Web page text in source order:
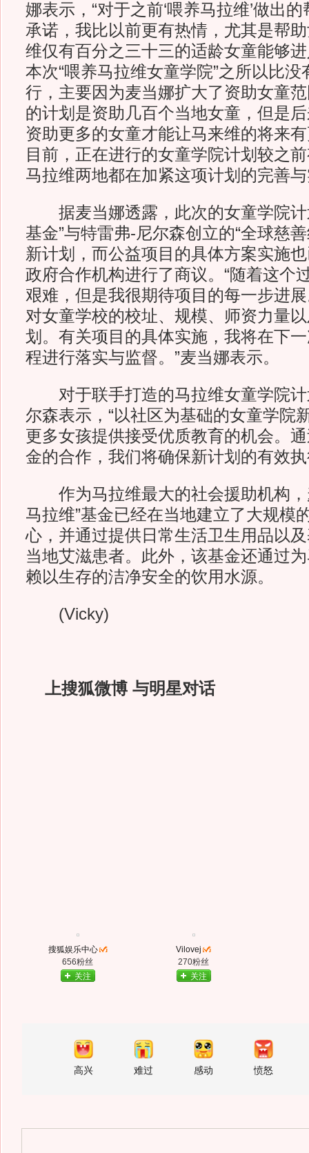
娜表示，“对于之前‘喂养马拉维’做出
承诺，我比以前更有热情，尤其是帮
维仅有百分之三十三的适龄女童能够
本次“喂养马拉维女童学院”之所以比
行，主要因为麦当娜扩大了资助女童
的计划是资助几百个当地女童，但是
资助更多的女童才能让马来维的将来
目前，正在进行的女童学院计划较之
马拉维两地都在加紧这项计划的完善与
据麦当娜透露，此次的女童学院计
基金”与特雷弗-尼尔森创立的“全球慈
新计划，而公益项目的具体方案实施
政府合作机构进行了商议。“随着这个
艰难，但是我很期待项目的每一步进
对女童学校的校址、规模、师资力量
划。有关项目的具体实施，我将在下
程进行落实与监督。”麦当娜表示。
对于联手打造的马拉维女童学院计
尔森表示，“以社区为基础的女童学院
更多女孩提供接受优质教育的机会。
金的合作，我们将确保新计划的有效执
作为马拉维最大的社会援助机构，
马拉维”基金已经在当地建立了大规模
心，并通过提供日常生活卫生用品以
当地艾滋患者。此外，该基金还通过
赖以生存的洁净安全的饮用水源。
(Vicky)
上搜狐微博 与明星对话
搜狐娱乐中心
656粉丝
关注
Vilovej
270粉丝
关注
高兴 难过 感动 愤怒